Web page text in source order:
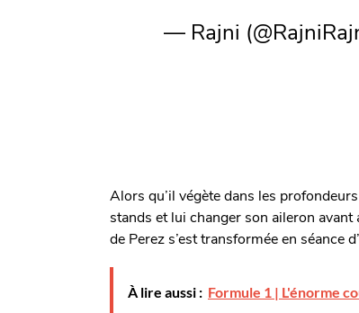
— Rajni
Alors qu’il végète dans les
stands et lui changer son aileron
de Perez s’est transformée en séance
À lire aussi : Formule 1 | L'énorme